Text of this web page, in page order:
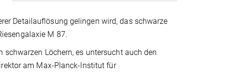
Detailauflösung gelingen wird, das schwarze
M 87.
Löchern, es untersucht auch den
am Max-Planck-Institut für